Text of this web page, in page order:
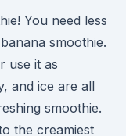
You need less
smoothie.
use it as
and ice are all
smoothie.
the creamiest